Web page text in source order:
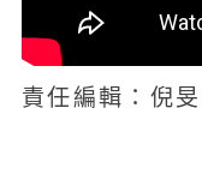
責任編輯：倪